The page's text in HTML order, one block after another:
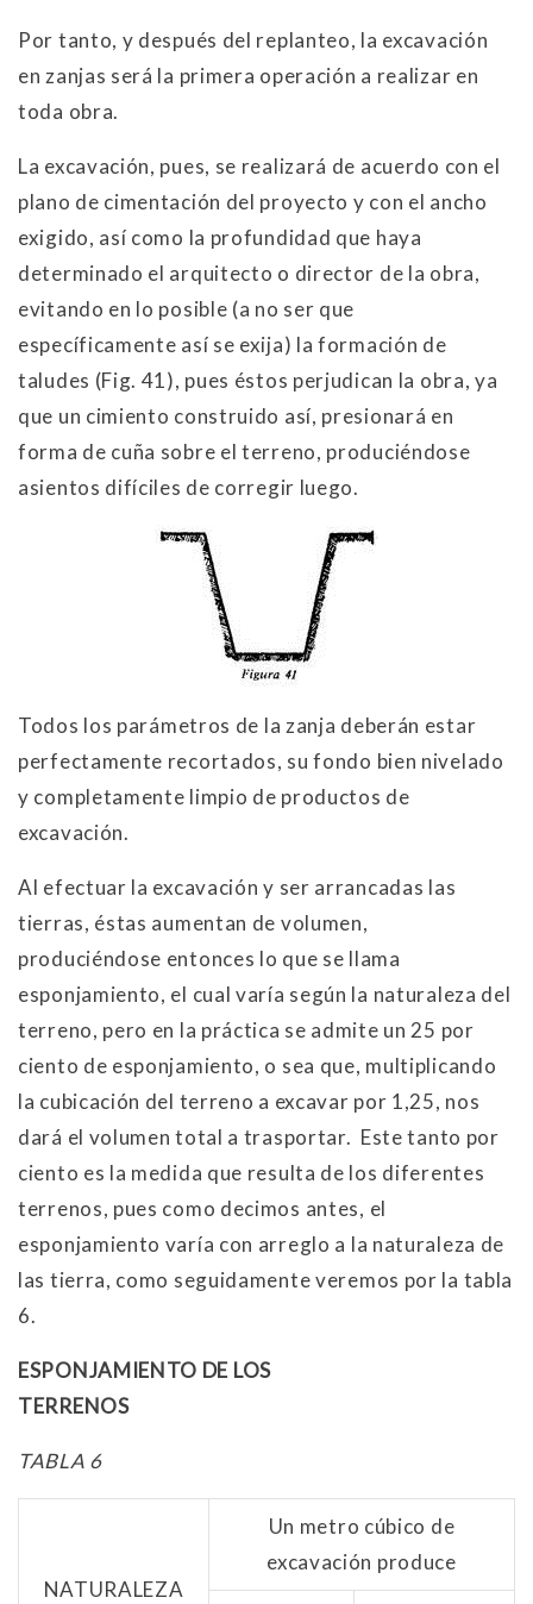
Por tanto, y después del replanteo, la excavación
en zanjas será la primera operación a realizar en
toda obra.
La excavación, pues, se realizará de acuerdo con el
plano de cimentación del proyecto y con el ancho
exigido, así como la profundidad que haya
determinado el arquitecto o director de la obra,
evitando en lo posible (a no ser que
específicamente así se exija) la formación de
taludes (Fig. 41), pues éstos perjudican la obra, ya
que un cimiento construido así, presionará en
forma de cuña sobre el terreno, produciéndose
asientos difíciles de corregir luego.
Todos los parámetros de la zanja deberán estar
perfectamente recortados, su fondo bien nivelado
y completamente limpio de productos de
excavación.
Al efectuar la excavación y ser arrancadas las
tierras, éstas aumentan de volumen,
produciéndose entonces lo que se llama
esponjamiento, el cual varía según la naturaleza del
terreno, pero en la práctica se admite un 25 por
ciento de esponjamiento, o sea que, multiplicando
la cubicación del terreno a excavar por 1,25, nos
dará el volumen total a trasportar. Este tanto por
ciento es la medida que resulta de los diferentes
terrenos, pues como decimos antes, el
esponjamiento varía con arreglo a la naturaleza de
las tierra, como seguidamente veremos por la tabla
6.
ESPONJAMIENTO DE LOS
TERRENOS
TABLA 6
NATURALEZA
Un metro cúbico de
excavación produce